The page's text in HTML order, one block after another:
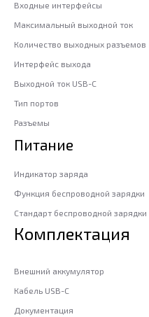
Входные интерфейсы
Максимальный выходной ток
Количество выходных разъемов
Интерфейс выхода
Выходной ток USB-C
Тип портов
Разъемы
Питание
Индикатор заряда
Функция беспроводной зарядки
Стандарт беспроводной зарядки
Комплектация
Внешний аккумулятор
Кабель USB-C
Документация